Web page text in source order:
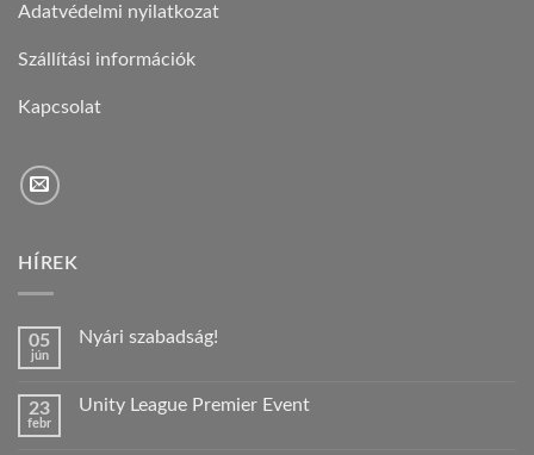
Adatvédelmi nyilatkozat
Szállítási információk
Kapcsolat
HÍREK
05
jún
Nyári szabadság!
Nyári
23
febr
Unity League Premier Event